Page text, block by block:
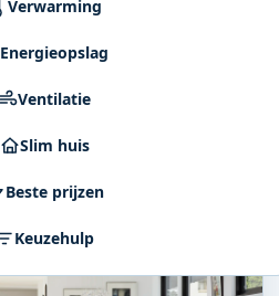
Verwarming
Energieopslag
Ventilatie
Slim huis
Beste prijzen
Keuzehulp